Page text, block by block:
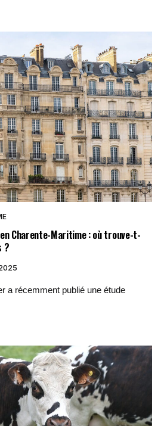
Charente-Maritime : où trouve-t-
?
a récemment publié une étude